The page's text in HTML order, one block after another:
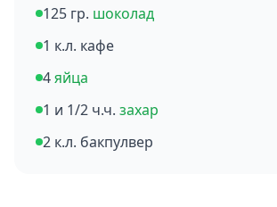
125 гр. шоколад
1 к.л. кафе
4яйца
1 и 1/2 ч.ч. захар
2 к.л. бакпулвер